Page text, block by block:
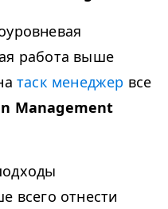
работа выше
таск менеджер все
Management
всего отнести